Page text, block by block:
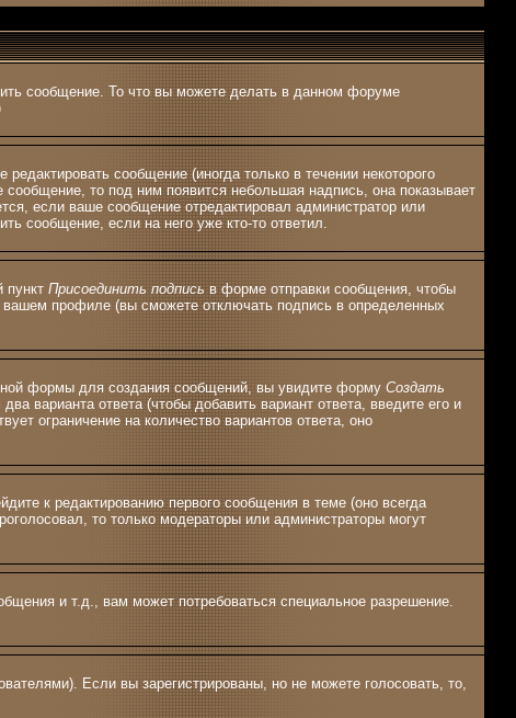
сообщение. То что вы можете делать в данном форуме
сообщение (иногда только в течении некоторого
то под ним появится небольшая надпись, она показывает
если ваше сообщение отредактировал администратор или
сообщение, если на него уже кто-то ответил.
пункт Присоединить подпись в форме отправки сообщения, чтобы
профиле (вы сможете отключать подпись в определенных
формы для создания сообщений, вы увидите форму Создать
варианта ответа (чтобы добавить вариант ответа, введите его и
ограничение на количество вариантов ответа, оно
к редактированию первого сообщения в теме (оно всегда
то только модераторы или администраторы могут
и т.д., вам может потребоваться специальное разрешение.
Если вы зарегистрированы, но не можете голосовать, то,